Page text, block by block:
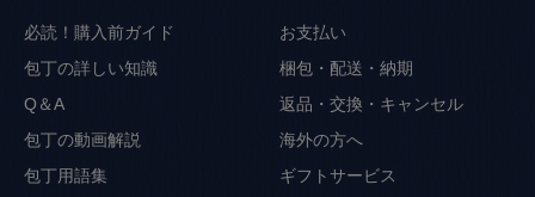
必読！購入前ガイド
包丁の詳しい知識
Q＆A
包丁の動画解説
包丁用語集
お支払い
梱包・配送・納期
返品・交換・キャンセル
海外の方へ
ギフトサービス